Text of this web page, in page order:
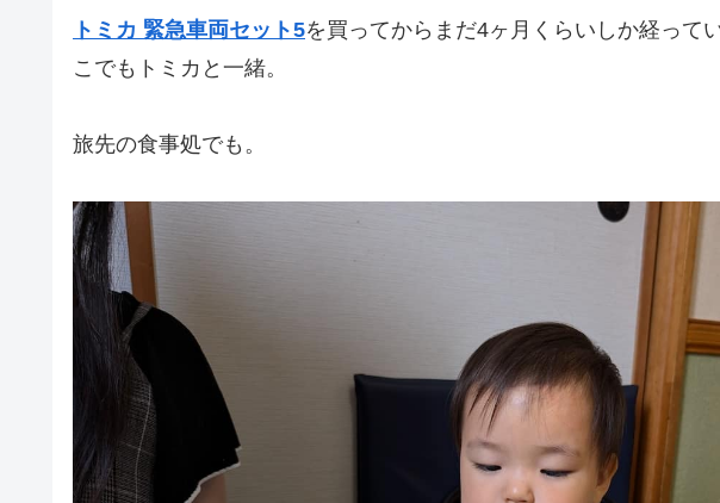
トミカ 緊急車両セット5を買ってからまだ4ヶ月くらいしか経って
こでもトミカと一緒。
旅先の食事処でも。